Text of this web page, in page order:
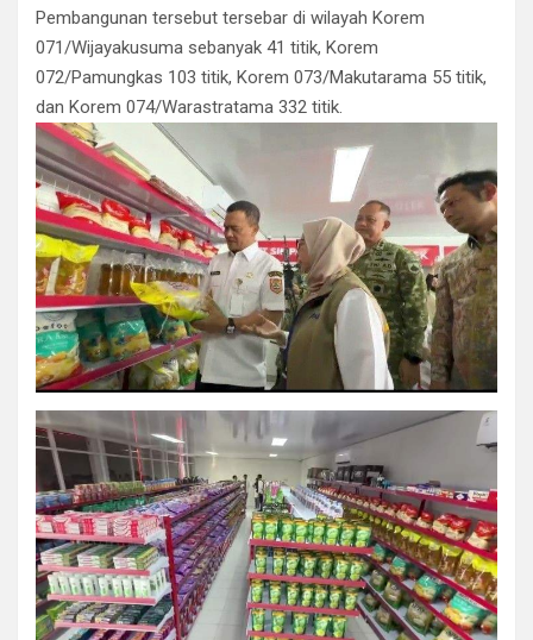
Pembangunan tersebut tersebar di wilayah Korem
071/Wijayakusuma sebanyak 41 titik, Korem
072/Pamungkas 103 titik, Korem 073/Makutarama 55 titik,
dan Korem 074/Warastratama 332 titik.